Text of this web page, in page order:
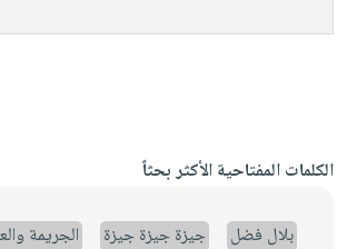
الكلمات المفتاحية الأكثر بحثاً
بلال فضل جيزة جيزة جيزة الجريمة